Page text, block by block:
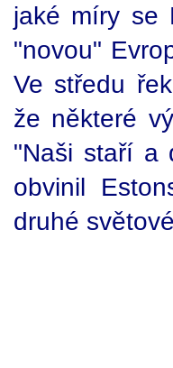
jaké míry se
"novou"
Ve středu
že některé
"Naši staří a
obvinil
druhé